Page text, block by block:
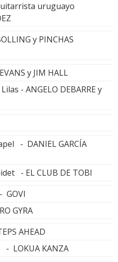
uruguayo
y PINCHAS
y JIM HALL
- ANGELO DEBARRE y
- DANIEL GARCÍA
- EL CLUB DE TOBI
GOVI
GYRA
AHEAD
LOKUA KANZA